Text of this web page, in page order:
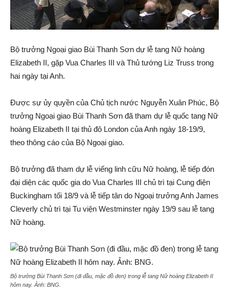
Bộ trưởng Ngoại giao Bùi Thanh Sơn dự lễ tang Nữ hoàng
Elizabeth II, gặp Vua Charles III và Thủ tướng Liz Truss trong
hai ngày tại Anh.
Được sự ủy quyền của Chủ tịch nước Nguyễn Xuân Phúc, Bộ
trưởng Ngoại giao Bùi Thanh Sơn đã tham dự lễ quốc tang Nữ
hoàng Elizabeth II tại thủ đô London của Anh ngày 18-19/9,
theo thông cáo của Bộ Ngoại giao.
Bộ trưởng đã tham dự lễ viếng linh cữu Nữ hoàng, lễ tiếp đón
đại diện các quốc gia do Vua Charles III chủ trì tại Cung điện
Buckingham tối 18/9 và lễ tiếp tân do Ngoại trưởng Anh James
Cleverly chủ trì tại Tu viện Westminster ngày 19/9 sau lễ tang
Nữ hoàng.
Bộ trưởng Bùi Thanh Sơn (đi đầu, mặc đồ đen) trong lễ tang Nữ hoàng Elizabeth II
hôm nay. Ảnh: BNG